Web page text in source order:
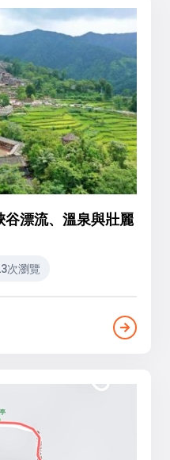
漂流、溫泉與壯麗
次瀏覽